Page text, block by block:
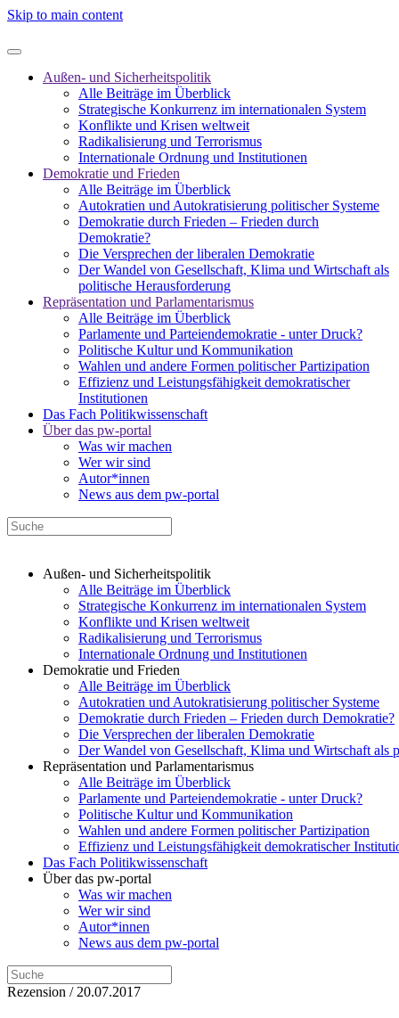
Skip to main content
Außen- und Sicherheitspolitik
Alle Beiträge im Überblick
Strategische Konkurrenz im internationalen System
Konflikte und Krisen weltweit
Radikalisierung und Terrorismus
Internationale Ordnung und Institutionen
Demokratie und Frieden
Alle Beiträge im Überblick
Autokratien und Autokratisierung politischer Systeme
Demokratie durch Frieden – Frieden durch
Demokratie?
Die Versprechen der liberalen Demokratie
Der Wandel von Gesellschaft, Klima und Wirtschaft als
politische Herausforderung
Repräsentation und Parlamentarismus
Alle Beiträge im Überblick
Parlamente und Parteiendemokratie - unter Druck?
Politische Kultur und Kommunikation
Wahlen und andere Formen politischer Partizipation
Effizienz und Leistungsfähigkeit demokratischer
Institutionen
Das Fach Politikwissenschaft
Über das pw-portal
Was wir machen
Wer wir sind
Autor*innen
News aus dem pw-portal
Außen- und Sicherheitspolitik
Alle Beiträge im Überblick
Strategische Konkurrenz im internationalen System
Konflikte und Krisen weltweit
Radikalisierung und Terrorismus
Internationale Ordnung und Institutionen
Demokratie und Frieden
Alle Beiträge im Überblick
Autokratien und Autokratisierung politischer Systeme
Demokratie durch Frieden – Frieden durch Demokratie?
Die Versprechen der liberalen Demokratie
Der Wandel von Gesellschaft, Klima und Wirtschaft als
Repräsentation und Parlamentarismus
Alle Beiträge im Überblick
Parlamente und Parteiendemokratie - unter Druck?
Politische Kultur und Kommunikation
Wahlen und andere Formen politischer Partizipation
Effizienz und Leistungsfähigkeit demokratischer
Das Fach Politikwissenschaft
Über das pw-portal
Was wir machen
Wer wir sind
Autor*innen
News aus dem pw-portal
Rezension / 20.07.2017